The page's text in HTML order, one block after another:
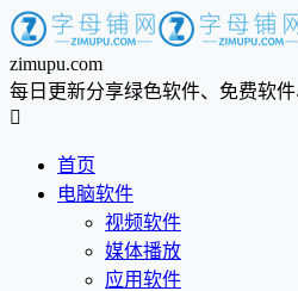
zimupu.com
每日更新分享绿色软件、免费软件

首页
电脑软件
视频软件
媒体播放
应用软件